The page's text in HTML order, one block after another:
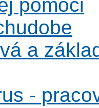
pomoci
a
-